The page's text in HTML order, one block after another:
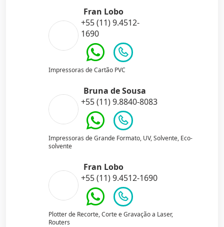
Fran Lobo
+55 (11) 9.4512-
1690
Impressoras de Cartão PVC
Bruna de Sousa
+55 (11) 9.8840-8083
Impressoras de Grande Formato, UV, Solvente, Eco-
solvente
Fran Lobo
+55 (11) 9.4512-1690
Plotter de Recorte, Corte e Gravação a Laser,
Routers